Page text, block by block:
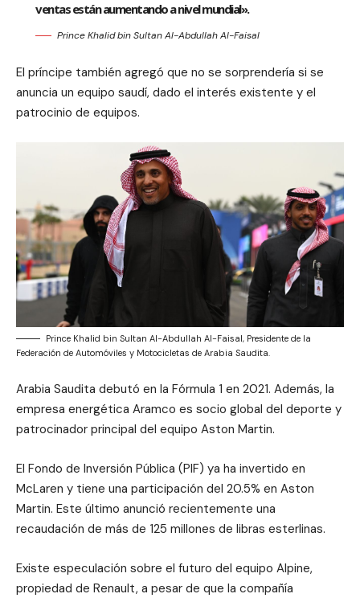
ventas están aumentando a nivel mundial».
Prince Khalid bin Sultan Al-Abdullah Al-Faisal
El príncipe también agregó que no se sorprendería si se
anuncia un equipo saudí, dado el interés existente y el
patrocinio de equipos.
Prince Khalid bin Sultan Al-Abdullah Al-Faisal, Presidente de la
Federación de Automóviles y Motocicletas de Arabia Saudita.
Arabia Saudita debutó en la Fórmula 1 en 2021. Además, la
empresa energética Aramco es socio global del deporte y
patrocinador principal del equipo Aston Martin.
El Fondo de Inversión Pública (PIF) ya ha invertido en
McLaren y tiene una participación del 20.5% en Aston
Martin. Este último anunció recientemente una
recaudación de más de 125 millones de libras esterlinas.
Existe especulación sobre el futuro del equipo Alpine,
propiedad de Renault, a pesar de que la compañía